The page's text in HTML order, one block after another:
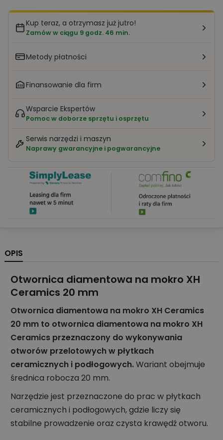
Kup teraz, a otrzymasz już jutro!
Zamów w ciągu 9 godz. 46 min.
Metody płatności
Finansowanie dla firm
Wsparcie Ekspertów
Pomoc w doborze sprzętu i osprzętu
Serwis narzędzi i maszyn
Naprawy gwarancyjne i pogwarancyjne
OPIS
Otwornica diamentowa na mokro XH
Ceramics 20 mm
Otwornica diamentowa na mokro XH Ceramics
20 mm to otwornica diamentowa na mokro XH
Ceramics przeznaczony do wykonywania
otworów przelotowych w płytkach
ceramicznych i podłogowych.Wariant obejmuje
średnica robocza 20 mm.
Narzędzie jest przeznaczone do prac w płytkach
ceramicznych i podłogowych, gdzie liczy się
stabilne prowadzenie oraz czysta krawędź otworu.